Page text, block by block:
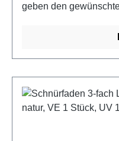
geben den
Anwendungen.Farbe: